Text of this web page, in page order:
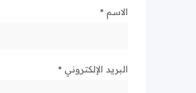
الاسم *
البريد الإلكتروني *